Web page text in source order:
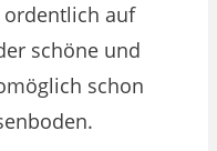
ordentlich auf
schöne und
schon